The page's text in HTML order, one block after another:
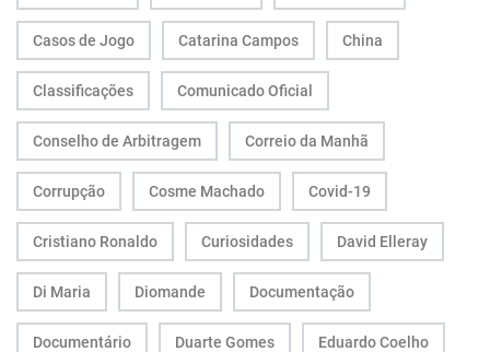
Casos de Jogo Catarina Campos China
Classificações Comunicado Oficial
Conselho de Arbitragem Correio da Manhã
Corrupção Cosme Machado Covid-19
Cristiano Ronaldo Curiosidades David Elleray
Di Maria Diomande Documentação
Documentário Duarte Gomes Eduardo Coelho